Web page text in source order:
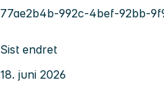
77ae2b4b-992c-4bef-92bb-
Sist endret
18. juni 2026